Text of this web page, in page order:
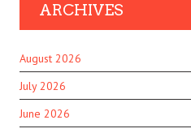
ARCHIVES
August 2026
July 2026
June 2026